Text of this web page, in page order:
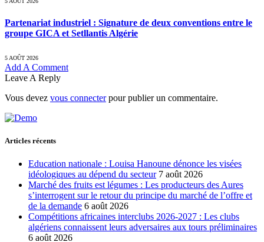
Partenariat industriel : Signature de deux conventions entre le
groupe GICA et Setllantis Algérie
5 AOÛT 2026
Add A Comment
Leave A Reply
Vous devez vous connecterpour publier un commentaire.
Articles récents
Education nationale : Louisa Hanoune dénonce les visées
idéologiques au dépend du secteur 7 août 2026
Marché des fruits est légumes : Les producteurs des Aures
s’interrogent sur le retour du principe du marché de l’offre et
de la demande 6 août 2026
Compétitions africaines interclubs 2026-2027 : Les clubs
algériens connaissent leurs adversaires aux tours préliminaires
6 août 2026